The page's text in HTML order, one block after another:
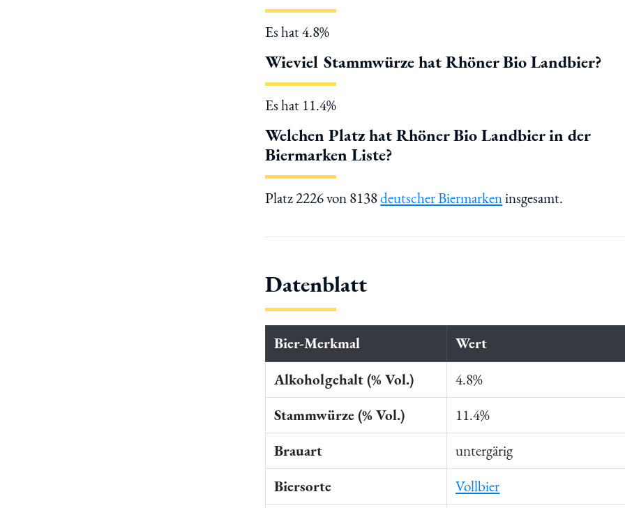
Es hat 4.8%
Wieviel Stammwürze hat Rhöner Bio Landbier?
Es hat 11.4%
Welchen Platz hat Rhöner Bio Landbier in der
Biermarken Liste?
Platz 2226 von 8138deutscher Biermarkeninsgesamt.
Datenblatt
Bier-Merkmal
Wert
Alkoholgehalt (% Vol.)
4.8%
Stammwürze (% Vol.)
11.4%
Brauart
untergärig
Biersorte
Vollbier